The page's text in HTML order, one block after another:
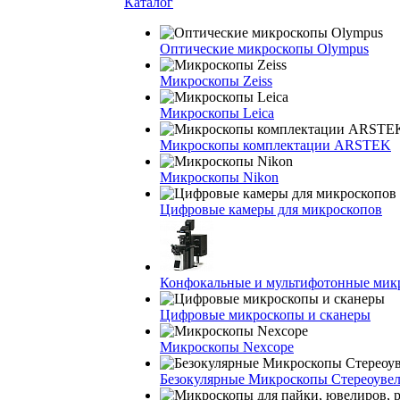
Оптические микроскопы Olympus
Микроскопы Zeiss
Микроскопы Leica
Микроскопы комплектации ARSTEK
Микроскопы Nikon
Цифровые камеры для микроскопов
Конфокальные и мультифотонные
Цифровые микроскопы и сканеры
Микроскопы Nexcope
Безокулярные Микроскопы